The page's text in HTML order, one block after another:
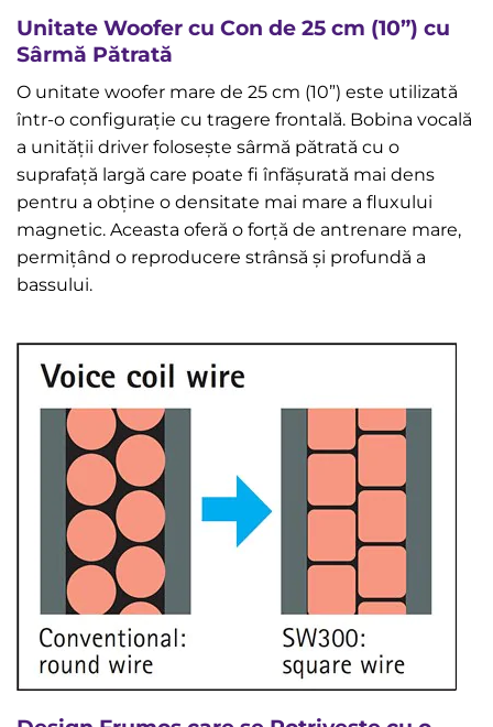
Unitate Woofer cu Con de 25 cm (10”) cu
Sârmă Pătrată
O unitate woofer mare de 25 cm (10”) este utilizată
într-o configurație cu tragere frontală. Bobina vocală
a unității driver folosește sârmă pătrată cu o
suprafață largă care poate fi înfășurată mai dens
pentru a obține o densitate mai mare a fluxului
magnetic. Aceasta oferă o forță de antrenare mare,
permițând o reproducere strânsă și profundă a
bassului.